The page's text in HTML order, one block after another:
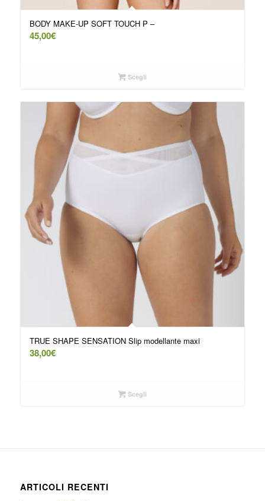
BODY MAKE-UP SOFT TOUCH P –
45,00€
Scegli
TRUE SHAPE SENSATION Slip modellante maxi
38,00€
Scegli
ARTICOLI RECENTI